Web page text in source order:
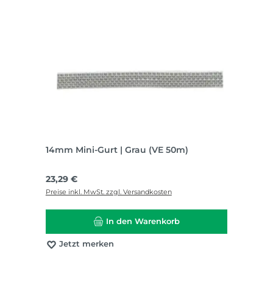
14mm Mini-Gurt | Grau (VE 50m)
Regulärer Preis:
23,29 €
Preise inkl. MwSt. zzgl. Versandkosten
In den Warenkorb
Jetzt merken